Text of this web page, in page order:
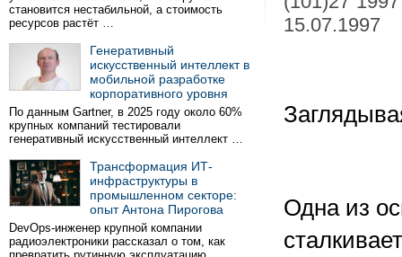
становится нестабильной, а стоимость
ресурсов растёт …
Генеративный
искусственный интеллект в
мобильной разработке
корпоративного уровня
По данным Gartner, в 2025 году около 60%
крупных компаний тестировали
генеративный искусственный интеллект …
Трансформация ИТ-
инфраструктуры в
промышленном секторе:
опыт Антона Пирогова
DevOps-инженер крупной компании
радиоэлектроники рассказал о том, как
15.07.1997
Одна из